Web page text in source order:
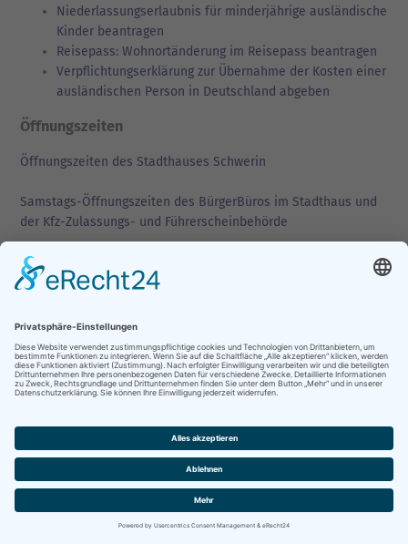
Niederlassungserlaubnis für minderjährige ausländische
Kinder beantragen
Reisepass: Wohnortänderung im Reisepass beantragen
Verpflichtungserklärung zur Übernahme der Kosten einer
ausländischen Person in Deutschland abgeben
Öffnungszeiten
Öffnungszeiten des Stadthauses Schwerin
Samstags-Öffnungszeiten des BürgerBüros im Stadthaus und
der Kfz-Zulassungs- und Führerscheinbehörde
FOLGEN SIE UNS
Newsletter "Neues aus Schwerin" abonnieren
Business Newsletter abonnieren